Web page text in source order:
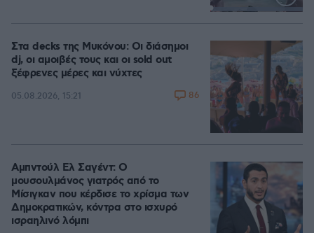
Loaded
Στα decks της Μυκόνου: Οι διάσημοι
dj, οι αμοιβές τους και οι sold out
ξέφρενες μέρες και νύχτες
05.08.2026, 15:21 86
Αμπντούλ Ελ Σαγέντ: Ο
μουσουλμάνος γιατρός από το
Μίσιγκαν που κέρδισε το χρίσμα των
Δημοκρατικών, κόντρα στο ισχυρό
ισραηλινό λόμπι